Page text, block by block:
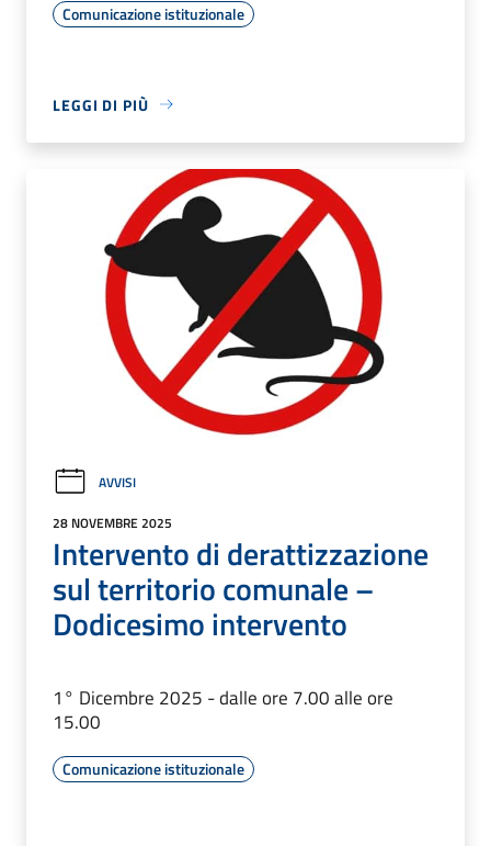
Comunicazione istituzionale
LEGGI DI PIÙ
AVVISI
28 NOVEMBRE 2025
Intervento di derattizzazione
sul territorio comunale –
Dodicesimo intervento
1° Dicembre 2025 - dalle ore 7.00 alle ore
15.00
Comunicazione istituzionale